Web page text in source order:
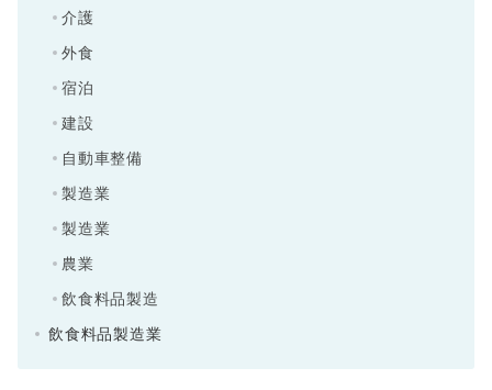
介護
外食
宿泊
建設
自動車整備
製造業
製造業
農業
飲食料品製造
飲食料品製造業